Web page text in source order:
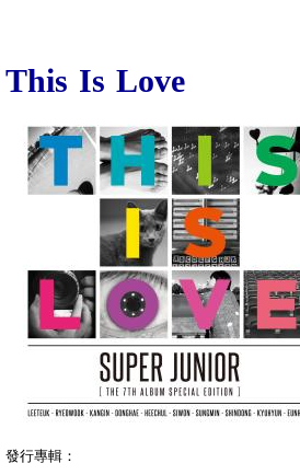
This Is Love
發行專輯：